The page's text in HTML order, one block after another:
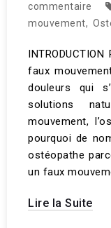
commentaire
mouvement,
faux
douleurs qui
solutions
mouvement,
pourquoi de
ostéopathe
un faux
Lire la Suite